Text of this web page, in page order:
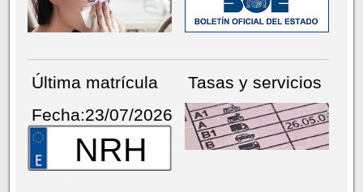
Última matrícula
Fecha:23/07/2026
NRH
Tasas y servicios